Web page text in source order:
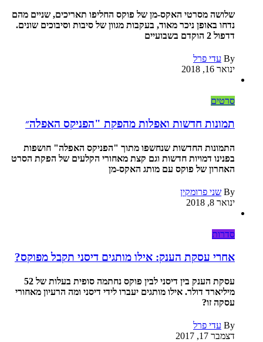
שלושה מסרטי האקס-מן של פוקס החליפו תאריכים, שניים מהם
נדחו באופן ניכר מאוד, בעקבות מגוון של סיבות וסיבוכים שונים.
דדפול 2 הוקדם בשבועיים
By עדי פרל
ינואר 16, 2018
סרטים
תמונות חדשות ואפלות מהפקת "הפניקס האפלה״
התמונות החדשות שנחשפו מתוך "הפניקס האפלה" חושפות
בפנינו דמויות חדשות וגם קצת מאחורי הקלעים של הפקת הסרט
האחרון של פוקס עם מותג האקס-מן
By שני פרומקין
ינואר 8, 2018
סדרות
אחרי עסקת הענק: אילו מותגים דיסני תקבל מפוקס?
עסקת הענק בין דיסני לבין פוקס נחתמה סופית בעלות של 52
מיליארד דולר. אילו מותגים יעברו לידי דיסני ומה הרעיון מאחורי
עסקה זו?
By עדי פרל
דצמבר 17, 2017